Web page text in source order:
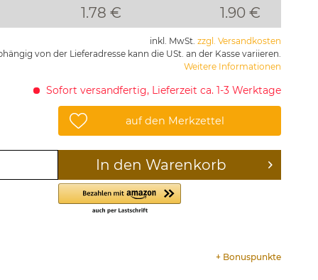
1.78 € 1.90€
inkl. MwSt. zzgl. Versandkosten
von der Lieferadresse kann die USt. an der Kasse variieren.
Weitere Informationen
Sofort versandfertig, Lieferzeit ca. 1-3 Werktage
auf den Merkzettel
In den Warenkorb
+ Bonuspunkte